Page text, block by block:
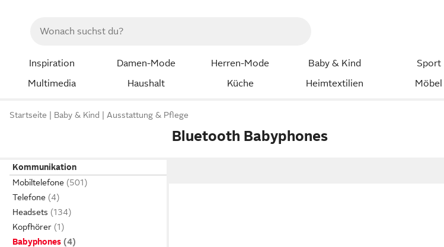
Inspiration Damen-Mode Herren-Mode Baby & Kind Sport
Multimedia
Haushalt Küche Heimtextilien Möbel
Startseite Baby & Kind Ausstattung & Pflege
Bluetooth Babyphones
Kommunikation
Mobiltelefone
Telefone
Headsets
Kopfhörer
Babyphones